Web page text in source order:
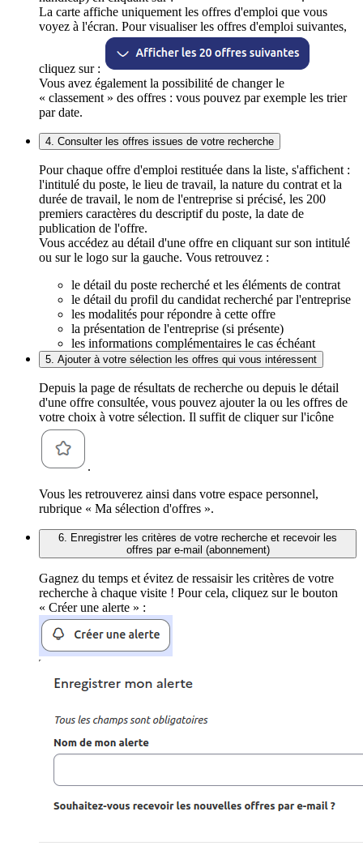
La carte affiche uniquement les offres d'emploi que vous
voyez à l'écran. Pour visualiser les offres d'emploi suivantes,
cliquez sur :
Vous avez également la possibilité de changer le
« classement » des offres : vous pouvez par exemple les trier
par date.
4. Consulter les offres issues de votre recherche
Pour chaque offre d'emploi restituée dans la liste, s'affichent :
l'intitulé du poste, le lieu de travail, la nature du contrat et la
durée de travail, le nom de l'entreprise si précisé, les 200
premiers caractères du descriptif du poste, la date de
publication de l'offre.
Vous accédez au détail d'une offre en cliquant sur son intitulé
ou sur le logo sur la gauche. Vous retrouvez :
le détail du poste recherché et les éléments de contrat
le détail du profil du candidat recherché par l'entreprise
les modalités pour répondre à cette offre
la présentation de l'entreprise (si présente)
les informations complémentaires le cas échéant
5. Ajouter à votre sélection les offres qui vous intéressent
Depuis la page de résultats de recherche ou depuis le détail
d'une offre consultée, vous pouvez ajouter la ou les offres de
votre choix à votre sélection. Il suffit de cliquer sur l'icône
.
Vous les retrouverez ainsi dans votre espace personnel,
rubrique « Ma sélection d'offres ».
6. Enregistrer les critères de votre recherche et recevoir les
offres par e-mail (abonnement)
Gagnez du temps et évitez de ressaisir les critères de votre
recherche à chaque visite ! Pour cela, cliquez sur le bouton
« Créer une alerte » :